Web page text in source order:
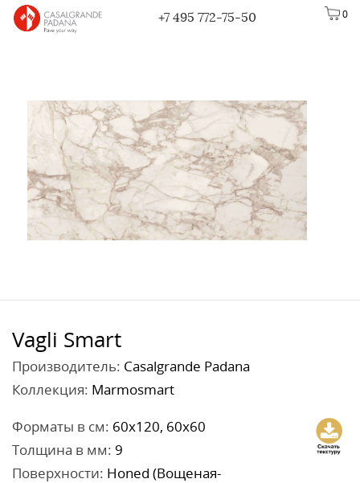
0
+7 495 772-75-50
Vagli Smart
Производитель: Casalgrande Padana
Коллекция: Marmosmart
Форматы в см: 60x120, 60x60
Толщина в мм: 9
Поверхности: Honed (Вощеная-